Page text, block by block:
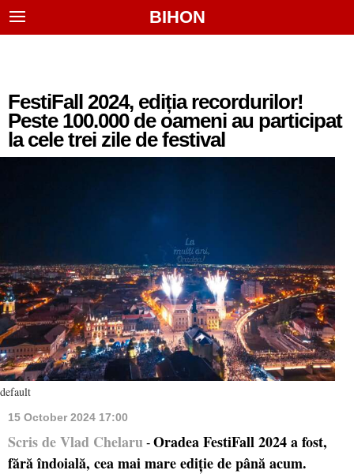
BIHON
FestiFall 2024, ediția recordurilor!
Peste 100.000 de oameni au participat
la cele trei zile de festival
default
15 October 2024 17:00
Scris de Vlad Chelaru - Oradea FestiFall 2024 a fost,
fără îndoială, cea mai mare ediție de până acum.